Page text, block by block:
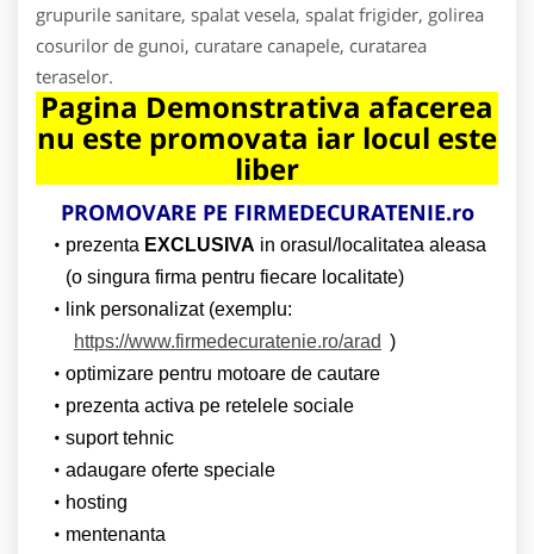
grupurile sanitare, spalat vesela, spalat frigider, golirea
cosurilor de gunoi, curatare canapele, curatarea
teraselor.
Pagina Demonstrativa afacerea
nu este promovata iar locul este
liber
PROMOVARE PE FIRMEDECURATENIE.ro
prezenta EXCLUSIVA in orasul/localitatea aleasa
(o singura firma pentru fiecare localitate)
link personalizat (exemplu:
https://www.firmedecuratenie.ro/arad )
optimizare pentru motoare de cautare
prezenta activa pe retelele sociale
suport tehnic
adaugare oferte speciale
hosting
mentenanta